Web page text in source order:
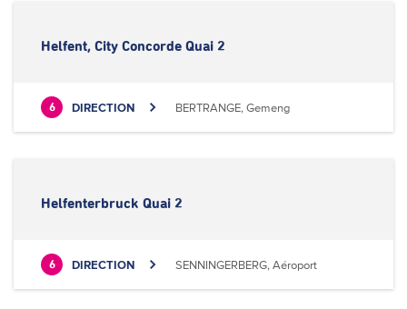
Helfent, City Concorde Quai 2
6 DIRECTION BERTRANGE, Gemeng
Helfenterbruck Quai 2
6 DIRECTION SENNINGERBERG, Aéroport